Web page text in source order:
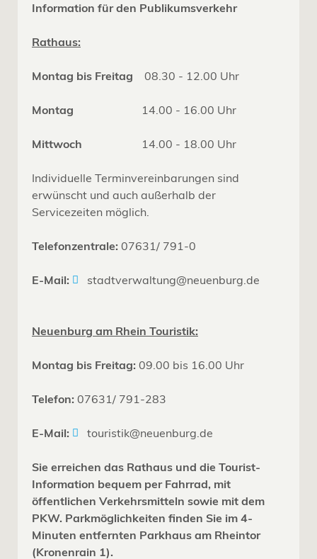
Information für den Publikumsverkehr
Rathaus:
Montag bis Freitag 08.30 - 12.00 Uhr
Montag 14.00 - 16.00 Uhr
Mittwoch 14.00 - 18.00 Uhr
Individuelle Terminvereinbarungen sind
erwünscht und auch außerhalb der
Servicezeiten möglich.
Telefonzentrale: 07631/ 791-0
E-Mail: stadtverwaltung@neuenburg.de
Neuenburg am Rhein Touristik:
Montag bis Freitag: 09.00 bis 16.00 Uhr
Telefon: 07631/ 791-283
E-Mail: touristik@neuenburg.de
Sie erreichen das Rathaus und die Tourist-
Information bequem per Fahrrad, mit
öffentlichen Verkehrsmitteln sowie mit dem
PKW. Parkmöglichkeiten finden Sie im 4-
Minuten entfernten Parkhaus am Rheintor
(Kronenrain 1).